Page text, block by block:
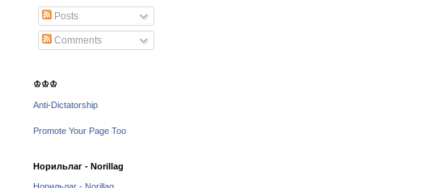
Posts
Comments
♔♔♔
Anti-Dictatorship
Promote Your Page Too
Норильлаг - Norillag